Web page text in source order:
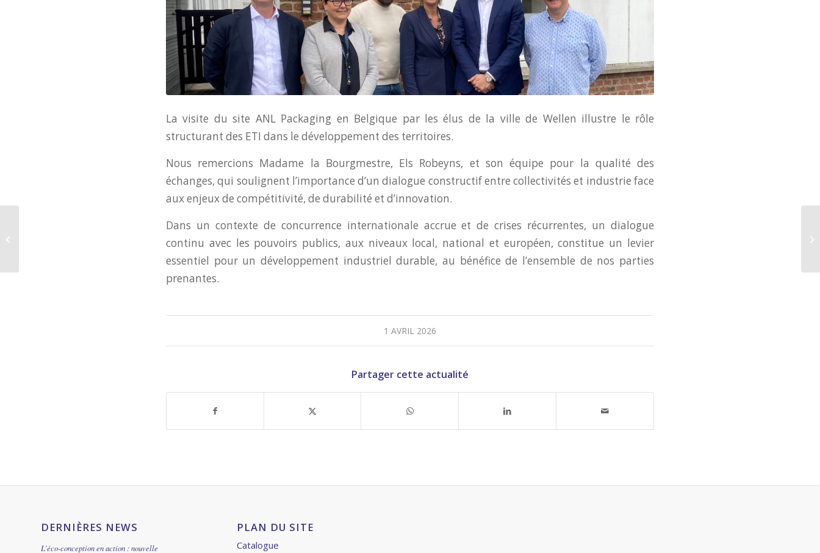
La visite du site ANL Packaging en Belgique par les élus de la ville de Wellen illustre le rôle
structurant des ETI dans le développement des territoires.
Nous remercions Madame la Bourgmestre, Els Robeyns, et son équipe pour la qualité des
échanges, qui soulignent l’importance d’un dialogue constructif entre collectivités et industrie face
aux enjeux de compétitivité, de durabilité et d’innovation.
Dans un contexte de concurrence internationale accrue et de crises récurrentes, un dialogue
continu avec les pouvoirs publics, aux niveaux local, national et européen, constitue un levier
essentiel pour un développement industriel durable, au bénéfice de l’ensemble de nos parties
prenantes.
1 AVRIL 2026
Partager cette actualité
DERNIÈRES NEWS
L’éco-conception en action : nouvelle
PLAN DU SITE
Catalogue